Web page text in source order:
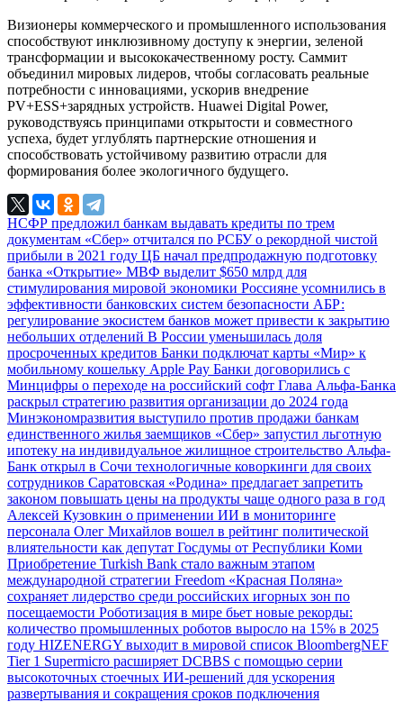
Визионеры коммерческого и промышленного использования
способствуют инклюзивному доступу к энергии, зеленой
трансформации и высококачественному росту. Саммит
объединил мировых лидеров, чтобы согласовать реальные
потребности с инновациями, ускорив внедрение
PV+ESS+зарядных устройств. Huawei Digital Power,
руководствуясь принципами открытости и совместного
успеха, будет углублять партнерские отношения и
способствовать устойчивому развитию отрасли для
формирования более экологичного будущего.
НСФР предложил банкам выдавать кредиты по трем
документам «Сбер» отчитался по РСБУ о рекордной чистой
прибыли в 2021 году ЦБ начал предпродажную подготовку
банка «Открытие» МВФ выделит $650 млрд для
стимулирования мировой экономики Россияне усомнились в
эффективности банковских систем безопасности АБР:
регулирование экосистем банков может привести к закрытию
небольших отделений В России уменьшилась доля
просроченных кредитов Банки подключат карты «Мир» к
мобильному кошельку Apple Pay Банки договорились с
Минцифры о переходе на российский софт Глава Альфа-Банка
раскрыл стратегию развития организации до 2024 года
Минэкономразвития выступило против продажи банкам
единственного жилья заемщиков «Сбер» запустил льготную
ипотеку на индивидуальное жилищное строительство Альфа-
Банк открыл в Сочи технологичные коворкинги для своих
сотрудников Саратовская «Родина» предлагает запретить
законом повышать цены на продукты чаще одного раза в год
Алексей Кузовкин о применении ИИ в мониторинге
персонала Олег Михайлов вошел в рейтинг политической
влиятельности как депутат Госдумы от Республики Коми
Приобретение Turkish Bank стало важным этапом
международной стратегии Freedom «Красная Поляна»
сохраняет лидерство среди российских игорных зон по
посещаемости Роботизация в мире бьет новые рекорды:
количество промышленных роботов выросло на 15% в 2025
году HIZENERGY выходит в мировой список BloombergNEF
Tier 1 Supermicro расширяет DCBBS с помощью серии
высокоточных стоечных ИИ-решений для ускорения
развертывания и сокращения сроков подключения